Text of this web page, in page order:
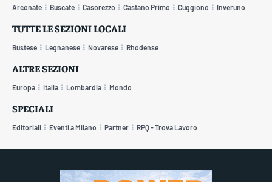
Arconate Buscate Casorezzo Castano Primo Cuggiono Inveruno
TUTTE LE SEZIONI LOCALI
Bustese Legnanese Novarese Rhodense
ALTRE SEZIONI
Europa Italia Lombardia Mondo
SPECIALI
Editoriali Eventi a Milano Partner RPQ - Trova Lavoro